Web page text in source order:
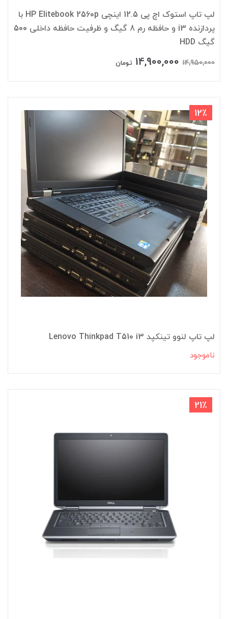
لپ تاپ استوک اچ پی 12.5 اینچی HP Elitebook 2560p با
پردازنده i3 و حافظه رم 8 گیگ و ظرفیت حافظه داخلی 500
گیگ HDD
14,950,000
14,900,000 تومان
12٪
لپ تاپ لنوو تینکپد Lenovo Thinkpad T510 i3
ناموجود
21٪